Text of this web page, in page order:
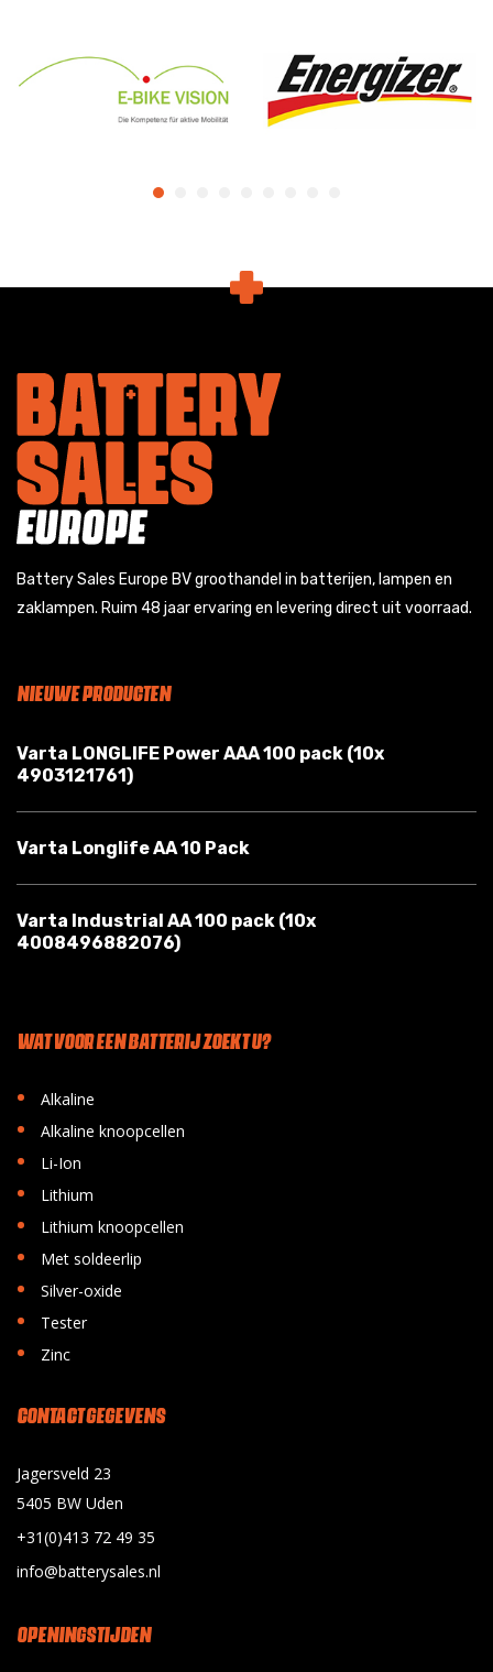
Battery Sales Europe BV groothandel in batterijen, lampen en
zaklampen. Ruim 48 jaar ervaring en levering direct uit voorraad.
NIEUWE PRODUCTEN
Varta LONGLIFE Power AAA 100 pack (10x
4903121761)
Varta Longlife AA 10 Pack
Varta Industrial AA 100 pack (10x
4008496882076)
WAT VOOR EEN BATTERIJ ZOEKT U?
• Alkaline
• Alkaline knoopcellen
• Li-Ion
• Lithium
• Lithium knoopcellen
• Met soldeerlip
• Silver-oxide
• Tester
• Zinc
CONTACT GEGEVENS
Jagersveld 23
5405 BW Uden
+31(0)413 72 49 35
info@batterysales.nl
OPENINGSTIJDEN